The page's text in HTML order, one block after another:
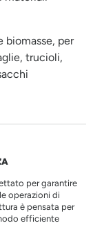
biomasse, per
trucioli,
per garantire
operazioni di
è pensata per
efficiente